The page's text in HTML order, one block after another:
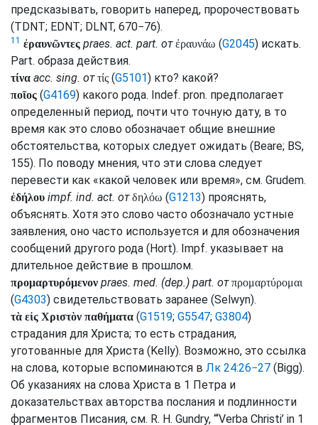
предсказывать, говорить наперед, пророчествовать
(TDNT; EDNT; DLNT, 670−76).
11 ἐραυνῶντες praes. act. part. от ἐραυνάω (G2045) искать.
Part. образа действия.
τίνα acc. sing. от τίς (G5101) кто? какой?
ποῖος (G4169) какого рода. Indef. pron. предполагает
определенный период, почти что точную дату, в то
время как это слово обозначает общие внешние
обстоятельства, которых следует ожидать (Beare; BS,
155). По поводу мнения, что эти слова следует
перевести как «какой человек или время», см. Grudem.
ἐδήλου impf. ind. act. от δηλόω (G1213) прояснять,
объяснять. Хотя это слово часто обозначало устные
заявления, оно часто используется и для обозначения
сообщений другого рода (Hort). Impf. указывает на
длительное действие в прошлом.
προμαρτυρόμενον praes. med. (dep.) part. от προμαρτύρομαι
(G4303) свидетельствовать заранее (Selwyn).
τὰ εἰς Χριστὸν παθήματα (G1519; G5547; G3804)
страдания для Христа; то есть страдания,
уготованные для Христа (Kelly). Возможно, это ссылка
на слова, которые вспоминаются в Лк 24:26−27 (Bigg).
Об указаниях на слова Христа в 1 Петра и
доказательствах авторства послания и подлинности
фрагментов Писания, см. R. H. Gundry, “‘Verba Christi’ in 1